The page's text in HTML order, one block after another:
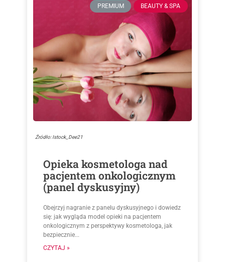
PREMIUM BEAUTY & SPA
Źródło: Istock_Dee21
Opieka kosmetologa nad
pacjentem onkologicznym
(panel dyskusyjny)
Obejrzyj nagranie z panelu dyskusyjnego i dowiedz
się: jak wygląda model opieki na pacjentem
onkologicznym z perspektywy kosmetologa, jak
bezpiecznie...
CZYTAJ »